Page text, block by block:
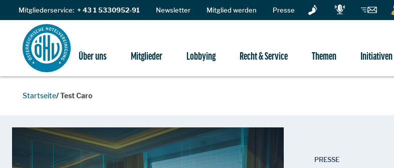
Zum Inhalt
Mitgliederservice: + 43 1 5330952-91 Newsletter Mitglied werden Presse
Über uns Mitglieder Lobbying Recht & Service Themen Initiativen
Startseite Test Caro
PRESSE